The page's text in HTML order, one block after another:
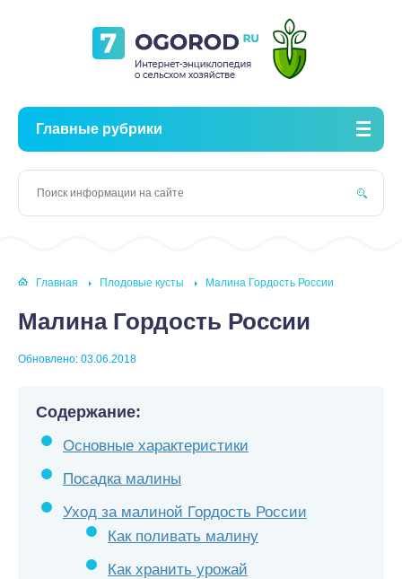
Главные рубрики
Главная Плодовые кусты Малина Гордость России
Малина Гордость России
Обновлено: 03.06.2018
Содержание:
Основные характеристики
Посадка малины
Уход за малиной Гордость России
Как поливать малину
Как хранить урожай